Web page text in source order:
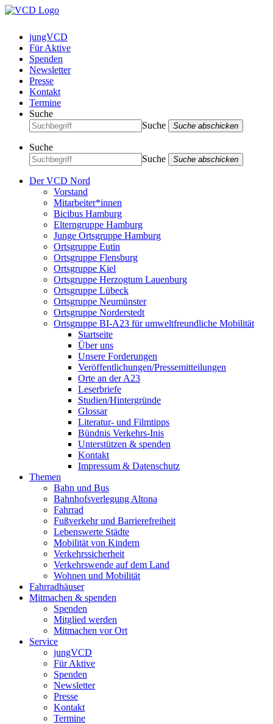
jungVCD
Für Aktive
Spenden
Newsletter
Presse
Kontakt
Termine
Suche
Suche
Suche abschicken
Suche
Suche
Suche abschicken
Der VCD Nord
Vorstand
Mitarbeiter*innen
Bicibus Hamburg
Elterngruppe Hamburg
Junge Ortsgruppe Hamburg
Ortsgruppe Eutin
Ortsgruppe Flensburg
Ortsgruppe Kiel
Ortsgruppe Herzogtum Lauenburg
Ortsgruppe Lübeck
Ortsgruppe Neumünster
Ortsgruppe Norderstedt
Ortsgruppe BI-A23 für umweltfreundliche Mobilität
Startseite
Über uns
Unsere Forderungen
Veröffentlichungen/Pressemitteilungen
Orte an der A23
Leserbriefe
Studien/Hintergründe
Glossar
Literatur- und Filmtipps
Bündnis Verkehrs-Inis
Unterstützen & spenden
Kontakt
Impressum & Datenschutz
Themen
Bahn und Bus
Bahnhofsverlegung Altona
Fahrrad
Fußverkehr und Barrierefreiheit
Lebenswerte Städte
Mobilität von Kindern
Verkehrssicherheit
Verkehrswende auf dem Land
Wohnen und Mobilität
Fahrradhäuser
Mitmachen & spenden
Spenden
Mitglied werden
Mitmachen vor Ort
Service
jungVCD
Für Aktive
Spenden
Newsletter
Presse
Kontakt
Termine